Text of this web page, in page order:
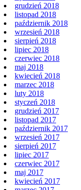
grudzień 2018
listopad 2018
październik 2018
wrzesień 2018
sierpień 2018
lipiec 2018
czerwiec 2018
maj 2018
kwiecień 2018
marzec 2018
luty 2018
styczeń 2018
grudzień 2017
listopad 2017
październik 2017
wrzesień 2017
sierpień 2017
lipiec 2017
czerwiec 2017
maj 2017
kwiecień 2017